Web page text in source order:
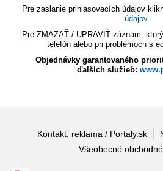
Pre zaslanie prihlasovacích údajov
údajov.
Pre ZMAZAŤ / UPRAVIŤ záznam,
telefón alebo pri problémoch s
Objednávky garantovaného
ďalších služieb:
Kontakt, reklama / Portaly.sk
Všeobecné